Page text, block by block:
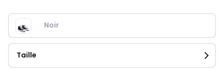
Noir
Taille